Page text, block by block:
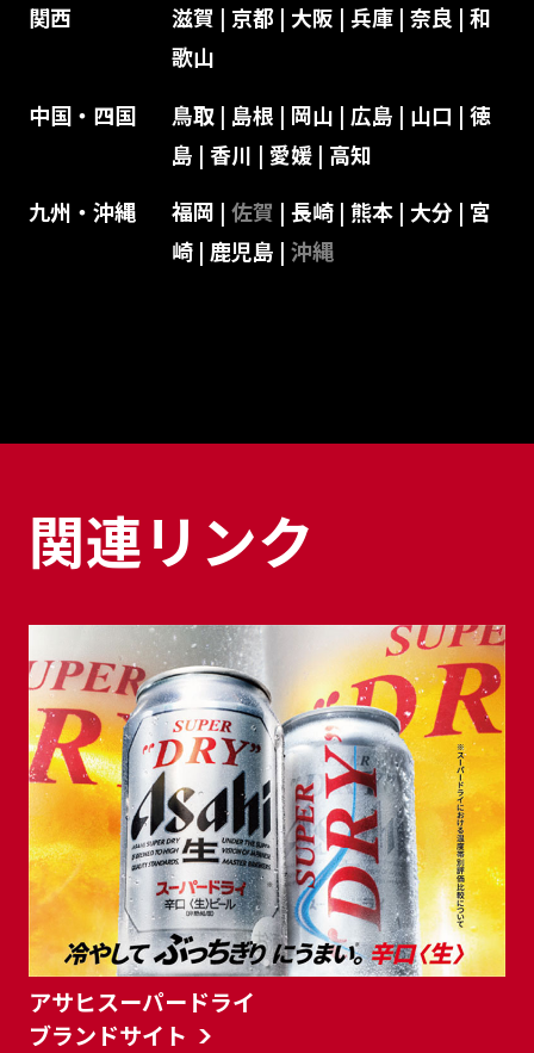
関西
滋賀 | 京都| 大阪 | 兵庫| 奈良 | 和
歌山
中国・四国
鳥取| 島根 | 岡山 | 広島 | 山口 | 徳
島 | 香川 | 愛媛| 高知
九州・沖縄
福岡 | 佐賀 | 長崎| 熊本| 大分| 宮
崎| 鹿児島 | 沖縄
関連リンク
アサヒスーパードライ
ブランドサイト